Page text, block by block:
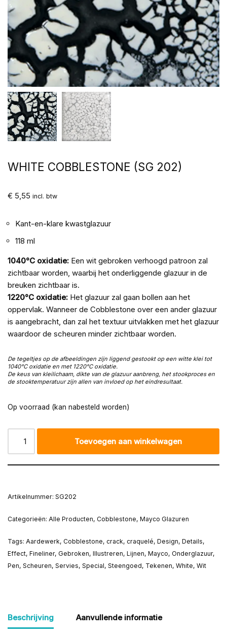
WHITE COBBLESTONE (SG 202)
€ 5,55 incl. btw
Kant-en-klare kwastglazuur
118 ml
1040°C oxidatie: Een wit gebroken verhoogd patroon zal
zichtbaar worden, waarbij het onderliggende glazuur in de
breuken zichtbaar is.
1220°C oxidatie: Het glazuur zal gaan bollen aan het
oppervlak. Wanneer de Cobblestone over een ander glazuur
is aangebracht, dan zal het textuur uitvlakken met het glazuur
waardoor de scheuren minder zichtbaar worden.
De tegeltjes op de afbeeldingen zijn liggend gestookt op een witte klei tot
1040°C oxidatie en met 1220°C oxidatie.
De keus van kleilichaam, dikte van de glazuur aanbreng, het stookproces en
de stooktemperatuur zijn allen van invloed op het eindresultaat.
Op voorraad (kan nabesteld worden)
Toevoegen aan winkelwagen
Artikelnummer: SG202
Categorieën: Alle Producten, Cobblestone, Mayco Glazuren
Tags: Aardewerk, Cobblestone, crack, craquelé, Design, Details,
Effect, Fineliner, Gebroken, Illustreren, Lijnen, Mayco, Onderglazuur,
Pen, Scheuren, Servies, Special, Steengoed, Tekenen, White, Wit
Beschrijving Aanvullende informatie